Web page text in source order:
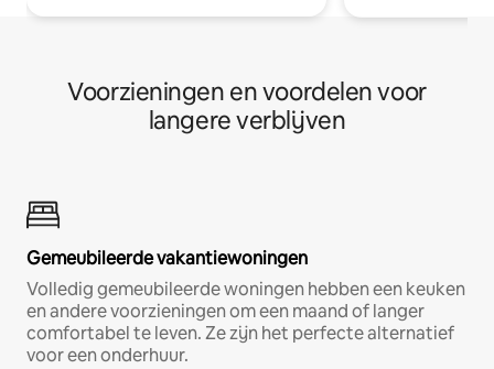
Voorzieningen en voordelen voor
langere verblijven
Gemeubileerde vakantiewoningen
Volledig gemeubileerde woningen hebben een keuken
en andere voorzieningen om een maand of langer
comfortabel te leven. Ze zijn het perfecte alternatief
voor een onderhuur.